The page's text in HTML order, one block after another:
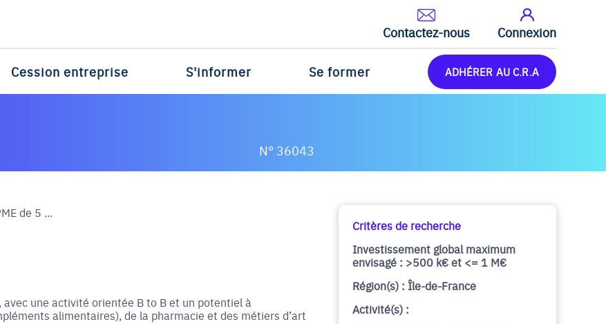
Contactez-nous Connexion
Cession entreprise S'informer Se former ADHÉRER AU C.R.A
N° 36043
de 5 ...
une activité orientée B to B et un potentiel à
alimentaires), de la pharmacie et des métiers d’art
Critères de recherche
Investissement global maximum
envisagé : >500 k€ et <= 1 M€
Région(s) : Île-de-France
Activité(s) :